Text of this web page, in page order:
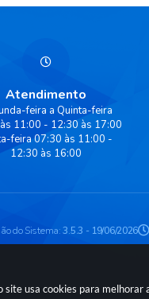
usa cookies para
Atendimento
feira a Quinta-feira
11:00 - 12:30 às 17:00
feira 07:30 às 11:00 -
12:30 às 16:00
do Sistema:3.5.3 - 19/06/2026